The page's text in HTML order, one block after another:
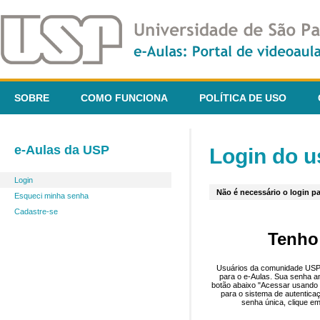
SOBRE COMO FUNCIONA POLÍTICA DE USO
e-Aulas da USP
Login
Esqueci minha senha
Cadastre-se
Login do
Não é necessário o login
Usuários da comunidade
para o e-Aulas. Sua senha
botão abaixo "Acessar
para o sistema de
senha única, clique